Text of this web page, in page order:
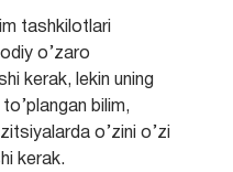
tashkilotlari
o’zaro
kerak, lekin uning
bilim,
o’zini o’zi
kerak.